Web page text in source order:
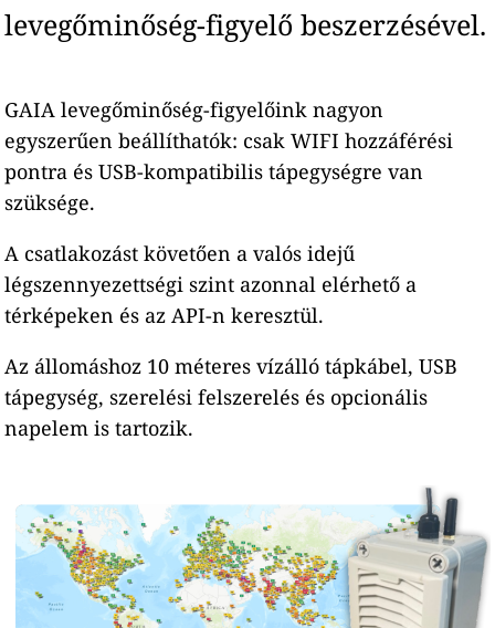
levegőminőség-figyelő beszerzésével.
GAIA levegőminőség-figyelőink nagyon
egyszerűen beállíthatók: csak WIFI hozzáférési
pontra és USB-kompatibilis tápegységre van
szüksége.
A csatlakozást követően a valós idejű
légszennyezettségi szint azonnal elérhető a
térképeken és az API-n keresztül.
Az állomáshoz 10 méteres vízálló tápkábel, USB
tápegység, szerelési felszerelés és opcionális
napelem is tartozik.